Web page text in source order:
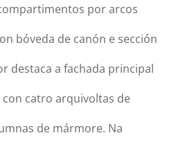
por arcos
bóveda de canón e sección
destaca a fachada principal
catro arquivoltas de
de mármore. Na